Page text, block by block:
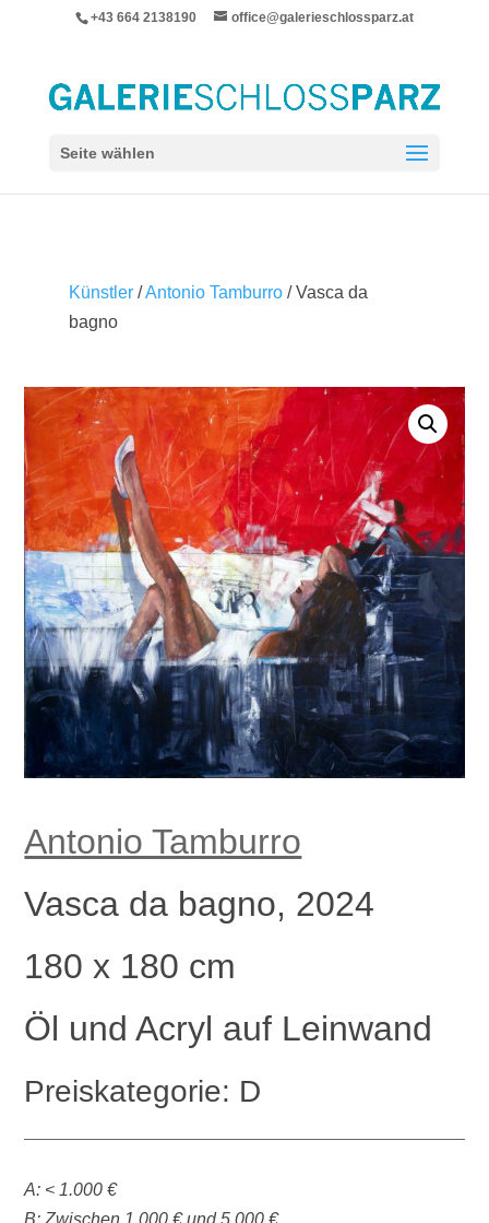
+43 664 2138190 office@galerieschlossparz.at
Seite wählen
Künstler/Antonio Tamburro/ Vasca da
bagno
Antonio Tamburro
Vasca da bagno, 2024
180 x 180 cm
Öl und Acryl auf Leinwand
Preiskategorie: D
A: < 1.000 €